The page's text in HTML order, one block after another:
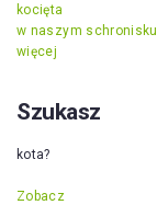
kocięta
w naszym schronisku
więcej
Szukasz
kota?
Zobacz